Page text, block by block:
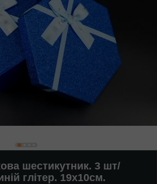
шестикутник. 3 шт/
глітер. 19х10см.